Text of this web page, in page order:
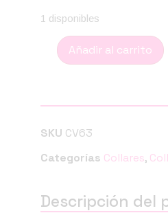
1 disponibles
Añadir al carrito
SKU CV63
Categorías Collares,
Descripción del